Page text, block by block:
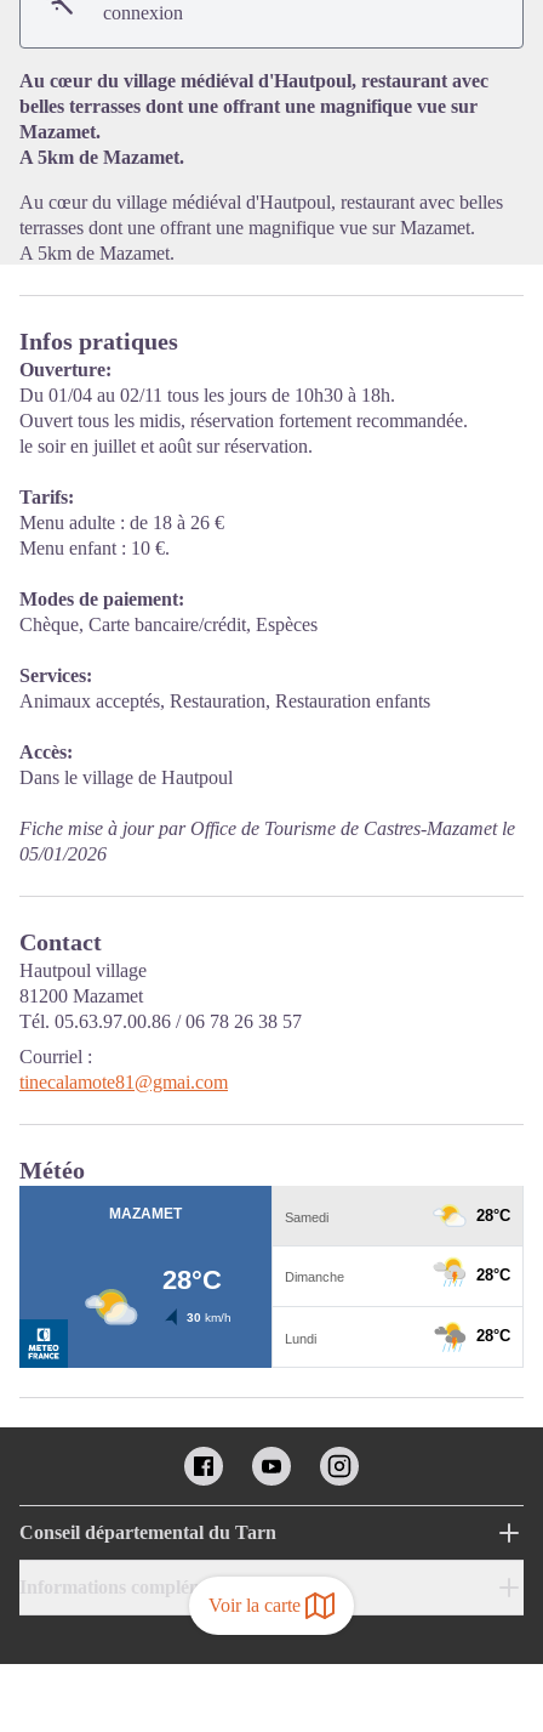
Voir la carte
connexion
Au cœur du village médiéval d'Hautpoul, restaurant avec
belles terrasses dont une offrant une magnifique vue sur
Mazamet.
A 5km de Mazamet.
Au cœur du village médiéval d'Hautpoul, restaurant avec belles
terrasses dont une offrant une magnifique vue sur Mazamet.
A 5km de Mazamet.
Infos pratiques
Ouverture:
Du 01/04 au 02/11 tous les jours de 10h30 à 18h.
Ouvert tous les midis, réservation fortement recommandée.
le soir en juillet et août sur réservation.
Tarifs:
Menu adulte : de 18 à 26 €
Menu enfant : 10 €.
Modes de paiement:
Chèque, Carte bancaire/crédit, Espèces
Services:
Animaux acceptés, Restauration, Restauration enfants
Accès:
Dans le village de Hautpoul
Fiche mise à jour par Office de Tourisme de Castres-Mazamet le
05/01/2026
Contact
Hautpoul village
81200 Mazamet
Tél. 05.63.97.00.86 / 06 78 26 38 57
Courriel :
tinecalamote81@gmai.com
Météo
Conseil départemental du Tarn
Informations complémentaires